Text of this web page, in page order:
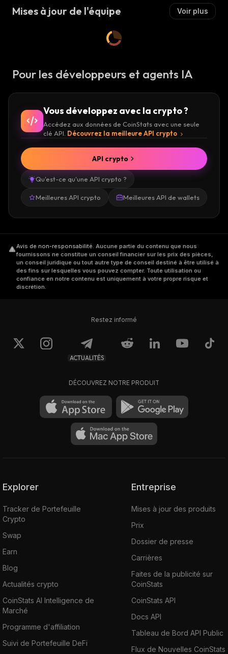
Mises à jour de l'équipe Voir plus
Pour les développeurs et agents IA
Vous développez avec la crypto ?
Accédez aux données de CoinStats avec une seule
clé API. Découvrez la meilleure API crypto
Qu'est-ce qu'une API crypto ?
Meilleures API crypto Meilleures API de wallets
API crypto
Avis de non-responsabilité. Aucune partie du contenu que nous
fournissons ne constitue un conseil financier sur les prix des pièces,
un conseil juridique ou tout autre type de conseil destiné à être utilisé à
des fins sur lesquelles vous pouvez compter. Toute utilisation ou
confiance en notre contenu est uniquement à votre propre risque et
discrétion.
Restez informé
ACTUALITÉS
DÉCOUVREZ NOTRE PRODUIT
Explorer
Tracker de Portefeuille
Crypto
Swap
Earn
Blog
Actualités crypto
CoinStats AI Intelligence de
Marché
Programme d'affiliation
Suivi de Portefeuille DeFi
Entreprise
Mises à jour des produits
Prix
Dossier de presse
Carrières
Faites de la publicité sur
CoinStats
CoinStats API
Docs API
Tableau de Bord API Public
Flux de Nouvelles CoinStats